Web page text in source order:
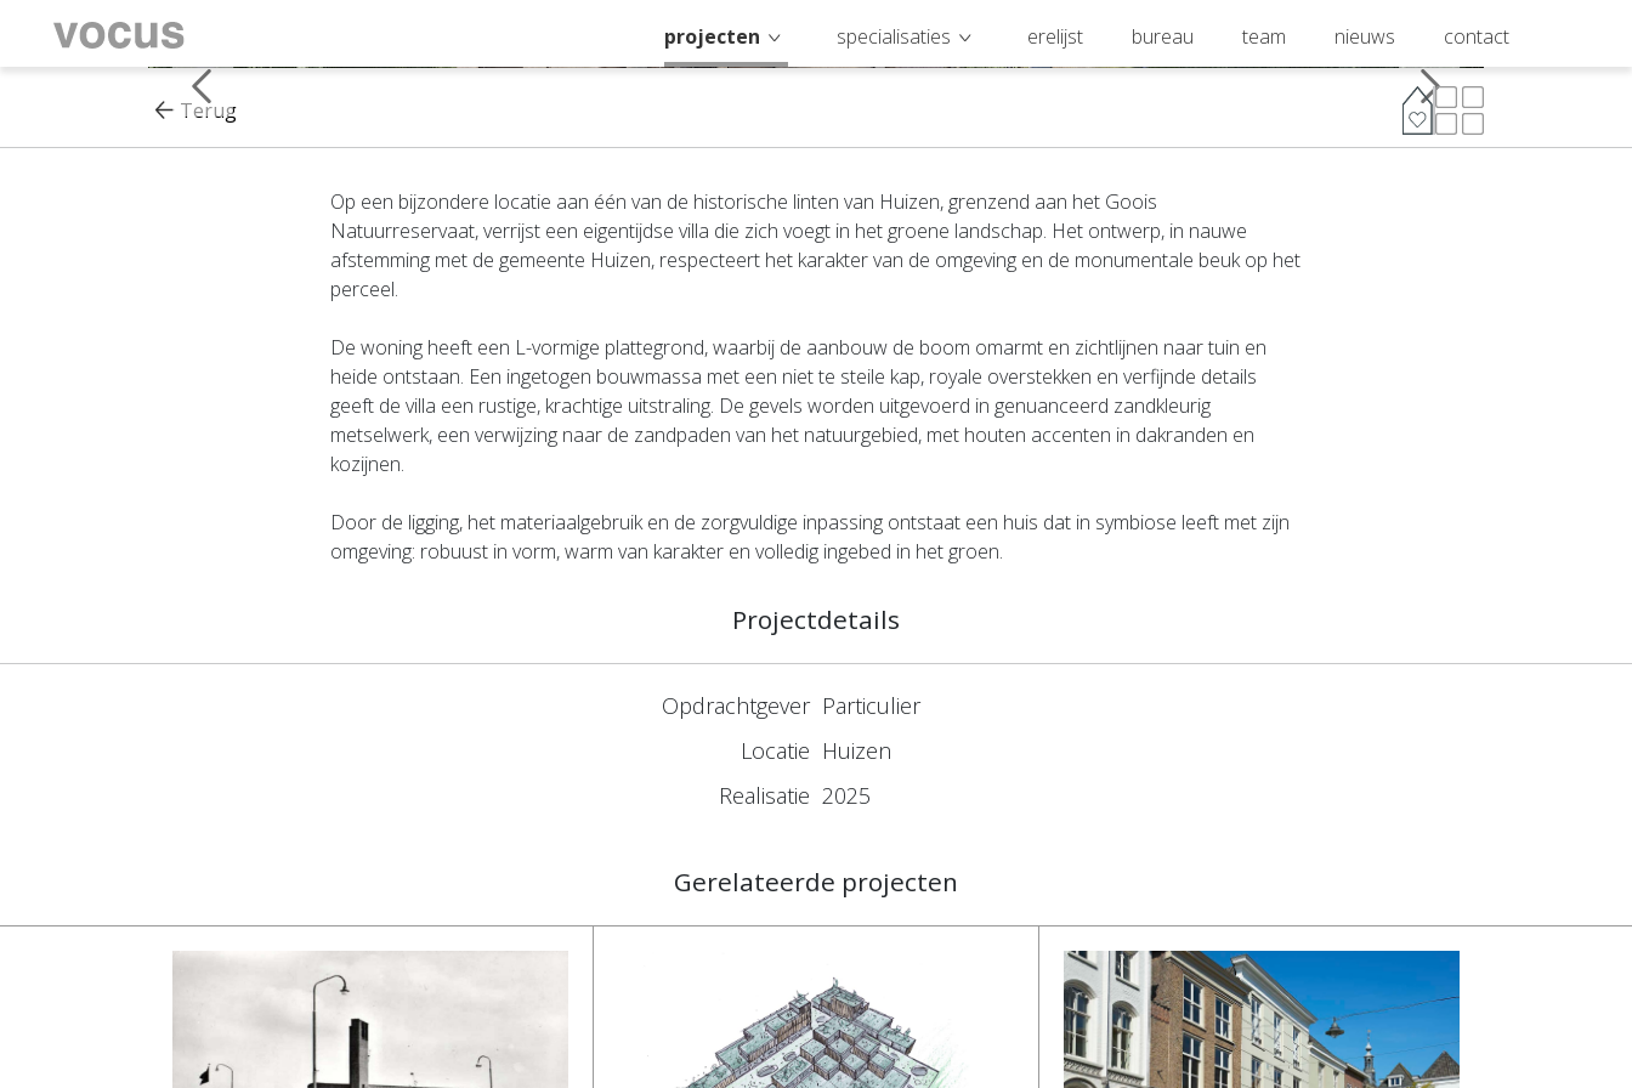
projecten specialisaties erelijst bureau team nieuws contact
Terug
Op een bijzondere locatie aan één van de historische linten van Huizen, grenzend aan het Goois
Natuurreservaat, verrijst een eigentijdse villa die zich voegt in het groene landschap. Het ontwerp, in nauwe
afstemming met de gemeente Huizen, respecteert het karakter van de omgeving en de monumentale beuk op het
perceel.
De woning heeft een L-vormige plattegrond, waarbij de aanbouw de boom omarmt en zichtlijnen naar tuin en
heide ontstaan. Een ingetogen bouwmassa met een niet te steile kap, royale overstekken en verfijnde details
geeft de villa een rustige, krachtige uitstraling. De gevels worden uitgevoerd in genuanceerd zandkleurig
metselwerk, een verwijzing naar de zandpaden van het natuurgebied, met houten accenten in dakranden en
kozijnen.
Door de ligging, het materiaalgebruik en de zorgvuldige inpassing ontstaat een huis dat in symbiose leeft met zijn
omgeving: robuust in vorm, warm van karakter en volledig ingebed in het groen.
Projectdetails
Opdrachtgever Particulier
Locatie Huizen
Realisatie 2025
Gerelateerde projecten